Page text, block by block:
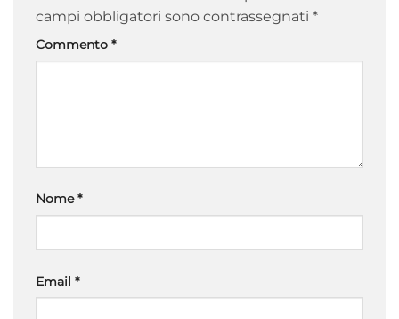
campi obbligatori sono contrassegnati *
Commento *
Nome*
Email *